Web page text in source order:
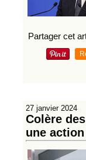
Partager cet
27 janvier 2024
Colère
une